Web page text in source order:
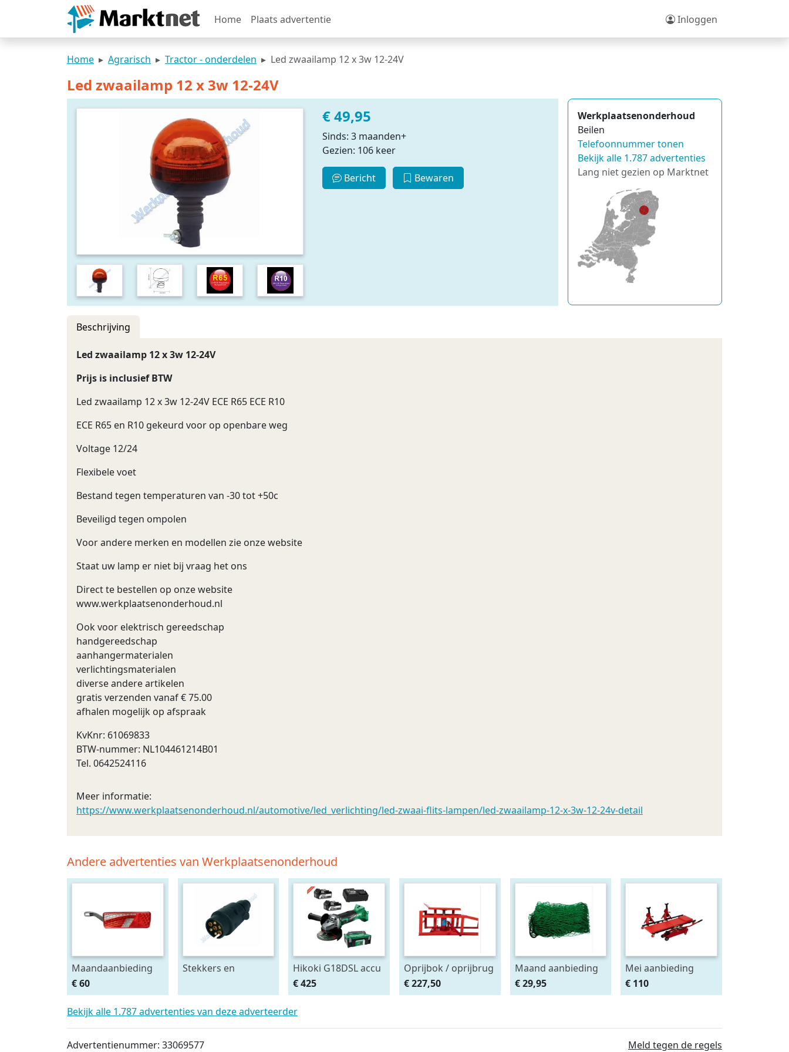
Home Plaats advertentie Inloggen
Home Agrarisch Tractor - onderdelen Led zwaailamp 12 x 3w 12-24V
Led zwaailamp 12 x 3w 12-24V
€ 49,95
Sinds: 3 maanden+
Gezien: 106 keer
Bericht Bewaren
Werkplaatsenonderhoud
Beilen
Telefoonnummer tonen
Bekijk alle 1.787 advertenties
Lang niet gezien op Marktnet
Beschrijving
Led zwaailamp 12 x 3w 12-24V
Prijs is inclusief BTW
Led zwaailamp 12 x 3w 12-24V ECE R65 ECE R10
ECE R65 en R10 gekeurd voor op openbare weg
Voltage 12/24
Flexibele voet
Bestand tegen temperaturen van -30 tot +50c
Beveiligd tegen ompolen
Voor andere merken en modellen zie onze website
Staat uw lamp er niet bij vraag het ons
Direct te bestellen op onze website
www.werkplaatsenonderhoud.nl
Ook voor elektrisch gereedschap
handgereedschap
aanhangermaterialen
verlichtingsmaterialen
diverse andere artikelen
gratis verzenden vanaf € 75.00
afhalen mogelijk op afspraak
KvKnr: 61069833
BTW-nummer: NL104461214B01
Tel. 0642524116
Meer informatie:
https://www.werkplaatsenonderhoud.nl/automotive/led_verlichting/led-zwaai-flits-lampen/led-zwaailamp-12-x-3w-12-24v-detail
Andere advertenties van Werkplaatsenonderhoud
Maandaanbieding
Led achterlicht 12-
24V links m.
breedtelamp
€ 60
Stekkers en
diversen
Hikoki G18DSL accu
haakse slijper
(2x5Ah + HSCII)
€ 425
Oprijbok / oprijbrug
met ingebouwde
krik. set 2stuks
€ 227,50
Maand aanbieding
Afdeknet 4x2 mtr
maas 4.5 x 4.5 cm
€ 29,95
Mei aanbieding
Monteursligkar+2
tons krik + 2
€ 110
Bekijk alle 1.787 advertenties van deze adverteerder
Advertentienummer: 33069577 Meld tegen de regels